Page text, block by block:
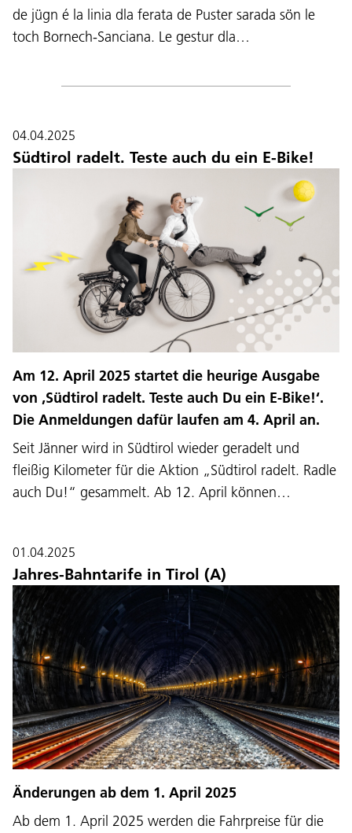
de jügn é la linia dla ferata de Puster sarada sön le
toch Bornech-Sanciana. Le gestur dla…
04.04.2025
Südtirol radelt. Teste auch du ein E-Bike!
Am 12. April 2025 startet die heurige Ausgabe
von ‚Südtirol radelt. Teste auch Du ein E-Bike!‘.
Die Anmeldungen dafür laufen am 4. April an.
Seit Jänner wird in Südtirol wieder geradelt und
fleißig Kilometer für die Aktion „Südtirol radelt. Radle
auch Du!“ gesammelt. Ab 12. April können…
01.04.2025
Jahres-Bahntarife in Tirol (A)
Änderungen ab dem 1. April 2025
Ab dem 1. April 2025 werden die Fahrpreise für die